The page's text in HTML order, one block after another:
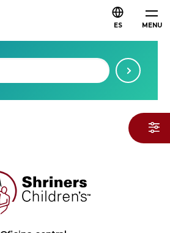
MENU
ES